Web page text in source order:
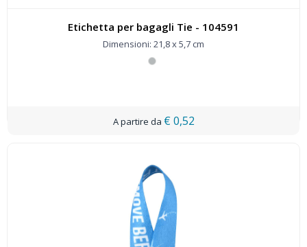
Etichetta per bagagli Tie - 104591
Dimensioni: 21,8 x 5,7 cm
€ 0,52